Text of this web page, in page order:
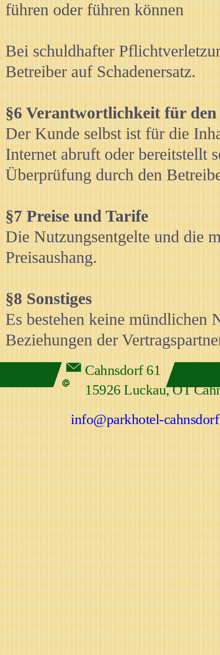
führen oder führen können
Bei schuldhafter
Betreiber auf Schadenersatz.
§6 Verantwortlichkeit für
Der Kunde selbst ist für die
Internet abruft oder bereitstellt
Überprüfung durch den
§7 Preise und Tarife
Die Nutzungsentgelte und die
Preisaushang.
§8 Sonstiges
Es bestehen keine mündlichen
Beziehungen der
Cahnsdorf 61
15926 Luckau, OT
info@parkhotel-